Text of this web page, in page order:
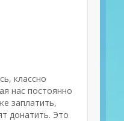
классно
нас постоянно
заплатить,
донатить. Это